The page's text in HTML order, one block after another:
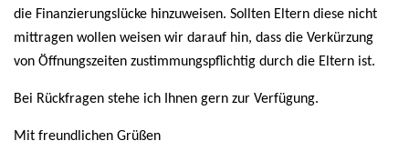
die Finanzierungslücke hinzuweisen. Sollten Eltern diese nicht
mittragen wollen weisen wir darauf hin, dass die Verkürzung
von Öffnungszeiten zustimmungspflichtig durch die Eltern ist.
Bei Rückfragen stehe ich Ihnen gern zur Verfügung.
Mit freundlichen Grüßen